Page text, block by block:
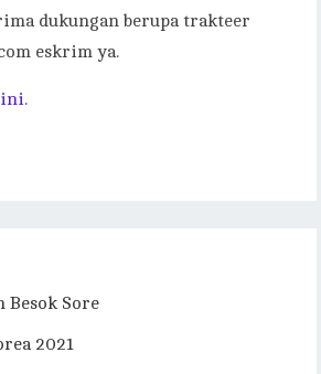
dukungan berupa trakteer
eskrim ya.
Sore
2021